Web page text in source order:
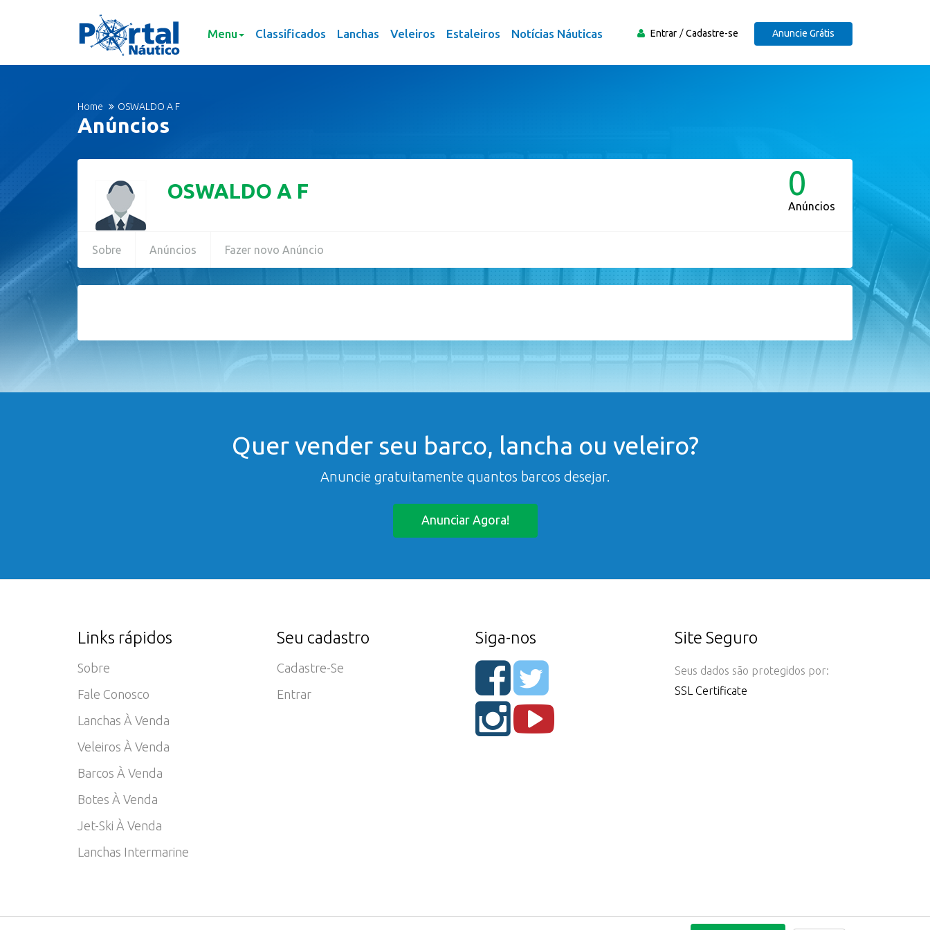
Menu Classificados Lanchas Veleiros Estaleiros Notícias Náuticas Entrar Cadastre-se Anuncie Grátis
Home OSWALDO A F
Anúncios
OSWALDO A F 0
Anúncios
Sobre Anúncios Fazer novo Anúncio
Quer vender seu barco, lancha ou veleiro?
Anuncie gratuitamente quantos barcos desejar.
Anunciar Agora!
Links rápidos
Sobre
Fale Conosco
Lanchas À Venda
Veleiros À Venda
Barcos À Venda
Botes À Venda
Jet-Ski À Venda
Lanchas Intermarine
Seu cadastro
Cadastre-Se
Entrar
Siga-nos Site Seguro
Seus dados são protegidos por:
SSL Certificate